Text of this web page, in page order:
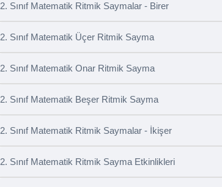
2. Sınıf Matematik Ritmik Saymalar - Birer
2. Sınıf Matematik Üçer Ritmik Sayma
2. Sınıf Matematik Onar Ritmik Sayma
2. Sınıf Matematik Beşer Ritmik Sayma
2. Sınıf Matematik Ritmik Saymalar - İkişer
2. Sınıf Matematik Ritmik Sayma Etkinlikleri